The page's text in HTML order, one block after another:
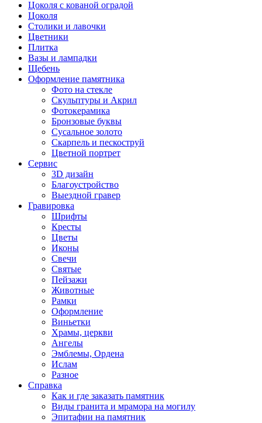
Цоколя с кованой оградой
Цоколя
Столики и лавочки
Цветники
Плитка
Вазы и лампадки
Щебень
Оформление памятника
Фото на стекле
Скульптуры и Акрил
Фотокерамика
Бронзовые буквы
Сусальное золото
Скарпель и пескоструй
Цветной портрет
Сервис
3D дизайн
Благоустройство
Выездной гравер
Гравировка
Шрифты
Кресты
Цветы
Иконы
Свечи
Святые
Пейзажи
Животные
Рамки
Оформление
Виньетки
Храмы, церкви
Ангелы
Эмблемы, Ордена
Ислам
Разное
Справка
Как и где заказать памятник
Виды гранита и мрамора на могилу
Эпитафии на памятник